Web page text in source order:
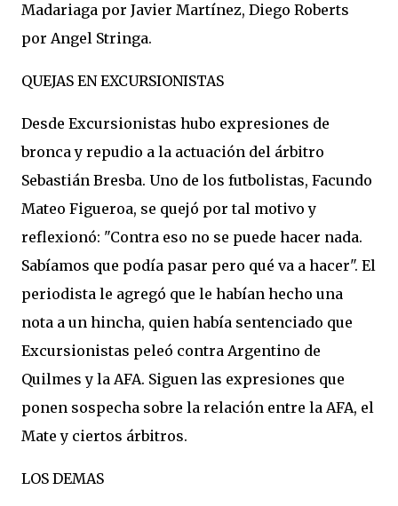
Madariaga por Javier Martínez, Diego Roberts
por Angel Stringa.
QUEJAS EN EXCURSIONISTAS
Desde Excursionistas hubo expresiones de
bronca y repudio a la actuación del árbitro
Sebastián Bresba. Uno de los futbolistas, Facundo
Mateo Figueroa, se quejó por tal motivo y
reflexionó: "Contra eso no se puede hacer nada.
Sabíamos que podía pasar pero qué va a hacer". El
periodista le agregó que le habían hecho una
nota a un hincha, quien había sentenciado que
Excursionistas peleó contra Argentino de
Quilmes y la AFA. Siguen las expresiones que
ponen sospecha sobre la relación entre la AFA, el
Mate y ciertos árbitros.
LOS DEMAS